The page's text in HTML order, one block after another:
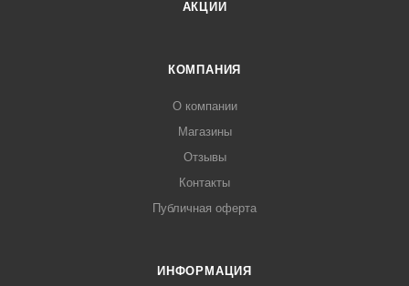
АКЦИИ
КОМПАНИЯ
О компании
Магазины
Отзывы
Контакты
Публичная оферта
ИНФОРМАЦИЯ